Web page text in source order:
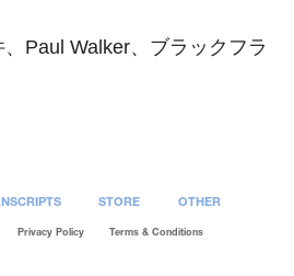
Paul Walker、ブラックフラ
STORE OTHER
Privacy Policy Terms & Conditions